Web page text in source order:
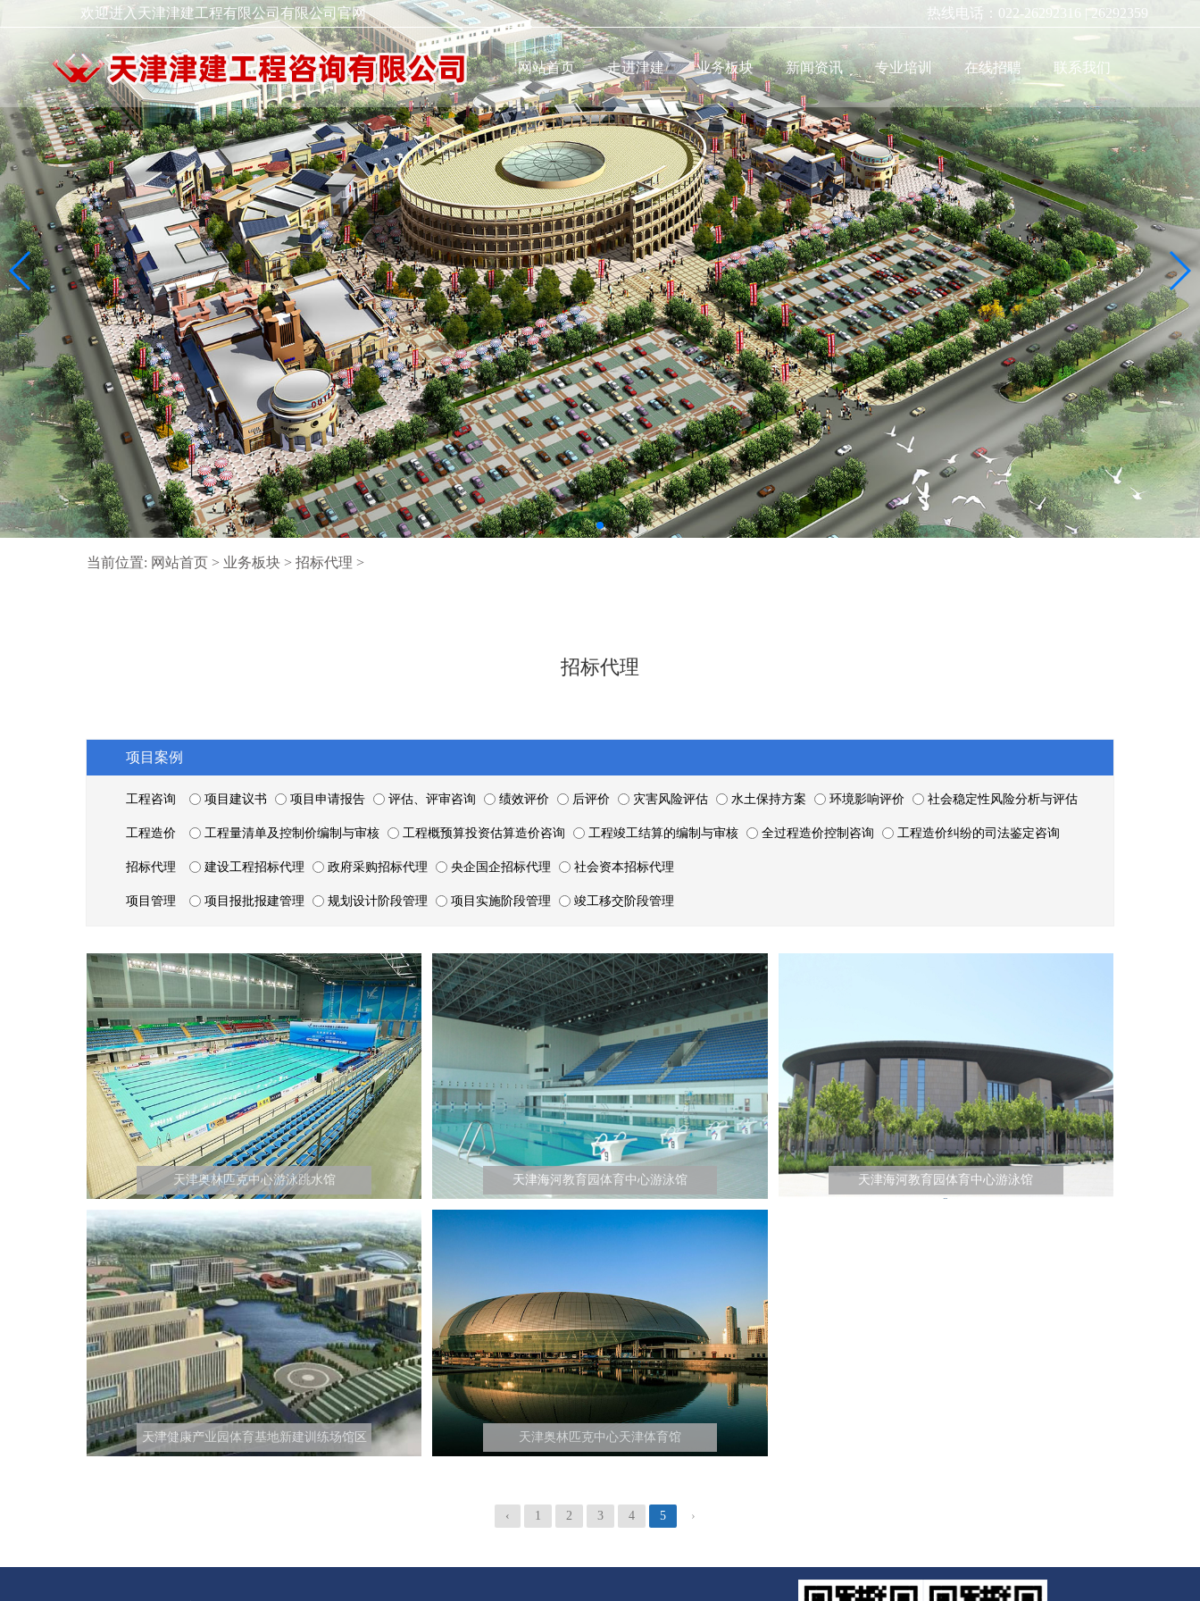
欢迎进入天津津建工程有限公司有限公司官网 热线电话：022-26292316 | 26292359
网站首页 走进津建 业务板块 新闻资讯 专业培训 在线招聘 联系我们
领导致辞 走进津建
社会稳定性风险分析与评估
当前位置: 网站首页> 业务板块> 招标代理 >
招标代理
项目案例
工程咨询 项目建议书 项目申请报告 评估、评审咨询 绩效评价 后评价 灾害风险评估 水土保持方案 环境影响评价 社会稳定性风险分析与评估
工程造价 工程量清单及控制价编制与审核 工程概预算投资估算造价咨询 工程竣工结算的编制与审核 全过程造价控制咨询 工程造价纠纷的司法鉴定咨询
招标代理 建设工程招标代理 政府采购招标代理 央企国企招标代理 社会资本招标代理
项目管理 项目报批报建管理 规划设计阶段管理 项目实施阶段管理 竣工移交阶段管理
天津奥林匹克中心游泳跳水馆 天津海河教育园体育中心游泳馆 天津海河教育园体育中心游泳馆
天津健康产业园体育基地新建训练场馆区 天津奥林匹克中心天津体育馆
‹ 1 2 3 4 5 ›